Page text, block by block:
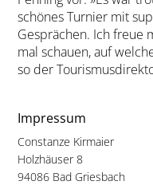
schönes Turnier mit
Gesprächen. Ich freue
mal schauen, auf
so der
Impressum
Constanze Kirmaier
Holzhäuser 8
94086 Bad Griesbach